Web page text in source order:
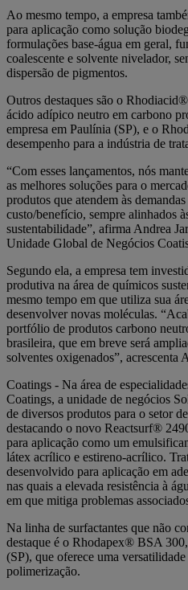
Ao mesmo tempo, a empresa
para aplicação como solução
formulações base-água em geral,
coalescente e solvente nivelador,
dispersão de pigmentos.
Outros destaques são o
ácido adípico neutro em carbono
empresa em Paulínia (SP), e o
desempenho para a indústria de
“Com esses lançamentos, nós
as melhores soluções para o
produtos que atendem às
custo/benefício, sempre alinhados
sustentabilidade”, afirma Andrea
Unidade Global de Negócios
Segundo ela, a empresa tem
produtiva na área de químicos
mesmo tempo em que utiliza sua
desenvolver novas moléculas.
portfólio de produtos carbono
brasileira, que em breve será
solventes oxigenados”, acrescenta
Coatings - Na área de
Coatings, a unidade de negócios
de diversos produtos para o setor
destacando o novo Reactsurf®
para aplicação como um
látex acrílico e estireno-acrílico.
desenvolvido para aplicação em
nas quais a elevada resistência à
em que mitiga problemas
Na linha de surfactantes que não
destaque é o Rhodapex® BSA
(SP), que oferece uma
polimerização.